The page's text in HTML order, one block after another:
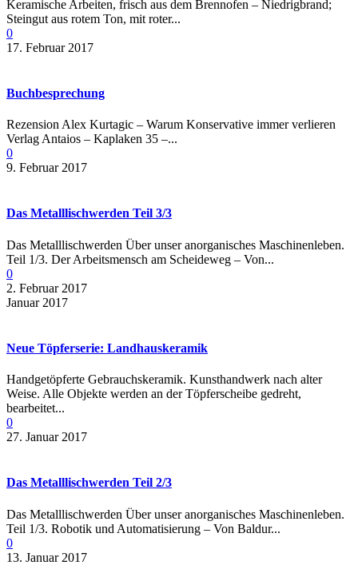
Keramische Arbeiten, frisch aus dem Brennofen – Niedrigbrand;
Steingut aus rotem Ton, mit roter...
0
17. Februar 2017
Buchbesprechung
Rezension Alex Kurtagic – Warum Konservative immer verlieren
Verlag Antaios – Kaplaken 35 –...
0
9. Februar 2017
Das Metalllischwerden Teil 3/3
Das Metalllischwerden Über unser anorganisches Maschinenleben.
Teil 1/3. Der Arbeitsmensch am Scheideweg – Von...
0
2. Februar 2017
Januar 2017
Neue Töpferserie: Landhauskeramik
Handgetöpferte Gebrauchskeramik. Kunsthandwerk nach alter
Weise. Alle Objekte werden an der Töpferscheibe gedreht,
bearbeitet...
0
27. Januar 2017
Das Metalllischwerden Teil 2/3
Das Metalllischwerden Über unser anorganisches Maschinenleben.
Teil 1/3. Robotik und Automatisierung – Von Baldur...
0
13. Januar 2017